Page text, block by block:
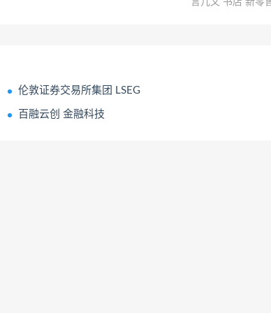
伦敦证券交易所集团 LSEG
百融云创 金融科技